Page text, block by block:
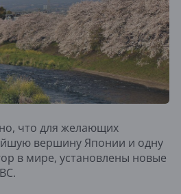
что для желающих
вершину Японии и одну
в мире, установлены новые